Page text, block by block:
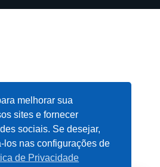
E CONTEÚDOS EXCLUSIVOS
INOVADORES DO MERCADO.
melhorar sua
sites e fornecer
sociais. Se desejar,
los nas configurações de
de Privacidade